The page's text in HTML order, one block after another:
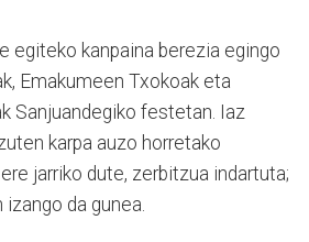
egiteko kanpaina berezia egingo
Emakumeen Txokoak eta
Sanjuandegiko festetan. Iaz
karpa auzo horretako
jarriko dute, zerbitzua indartuta;
da gunea.